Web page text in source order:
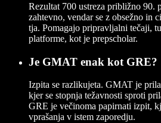
Rezultat 700 ustreza približno 90.
zahtevno, vendar se z obsežno in
tja. Pomagajo pripravljalni tečaji,
platforme, kot je prepscholar.
Je GMAT enak kot GRE?
Izpita se razlikujeta. GMAT je
kjer se stopnja težavnosti sproti
GRE je večinoma papirnati izpit,
vprašanja v istem zaporedju.